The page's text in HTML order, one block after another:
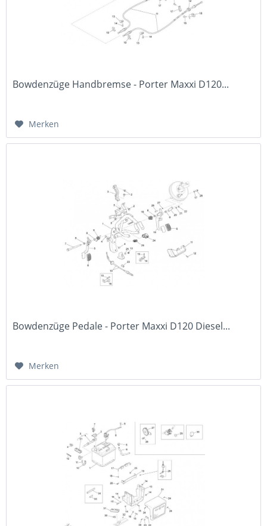
Bowdenzüge Handbremse - Porter Maxxi D120...
Merken
Bowdenzüge Pedale - Porter Maxxi D120 Diesel...
Merken